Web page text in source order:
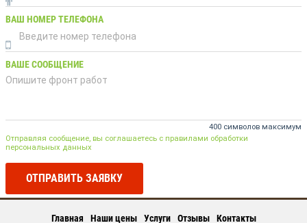
ВАШ НОМЕР ТЕЛЕФОНА
ВАШЕ СООБЩЕНИЕ
400 символов максимум
Отправляя сообщение, вы соглашаетесь с правилами обработки
персональных данных
ОТПРАВИТЬ ЗАЯВКУ
Главная Наши цены Услуги Отзывы
Контакты